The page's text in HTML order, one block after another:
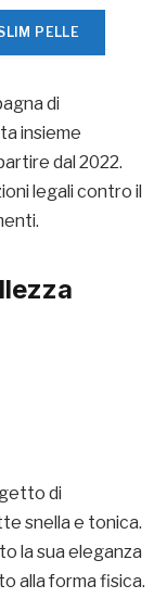
PELLE
di
insieme
dal 2022.
legali contro il
di
snella e tonica.
la sua eleganza
alla forma fisica.